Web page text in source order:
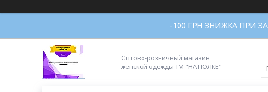
-100 ГРН ЗНИЖКА ПРИ
Оптово-розничный магазин
женской одежды ТМ "НА ПОЛКЕ"